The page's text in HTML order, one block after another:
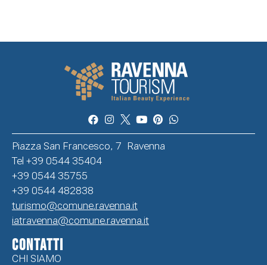
Piazza San Francesco, 7 Ravenna
Tel +39 0544 35404
+39 0544 35755
+39 0544 482838
turismo@comune.ravenna.it
iatravenna@comune.ravenna.it
CONTATTI
CHI SIAMO